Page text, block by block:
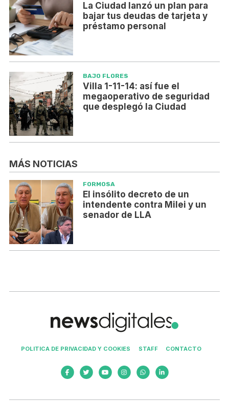
La Ciudad lanzó un plan para
bajar tus deudas de tarjeta y
préstamo personal
BAJO FLORES
Villa 1-11-14: así fue el
megaoperativo de seguridad
que desplegó la Ciudad
MÁS NOTICIAS
FORMOSA
El insólito decreto de un
intendente contra Milei y un
senador de LLA
POLITICA DE PRIVACIDAD Y COOKIES STAFF CONTACTO